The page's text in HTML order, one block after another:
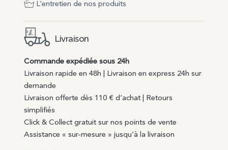
L’entretien de nos produits
Livraison
Commande expédiée sous 24h
Livraison rapide en 48h | Livraison en express 24h sur
demande
Livraison offerte dès 110 € d’achat | Retours
simplifiés
Click & Collect gratuit sur nos points de vente
Assistance « sur-mesure » jusqu’à la livraison